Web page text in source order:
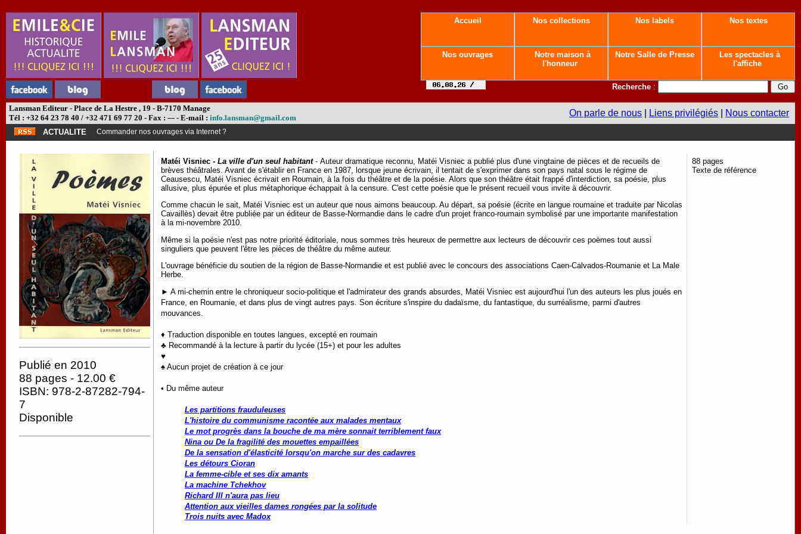
Accueil Nos collections Nos labels Nos textes
Nos ouvrages
Notre maison à
l'honneur
Notre Salle de Presse
Les spectacles à
l'affiche
Recherche :
Lansman Editeur - Place de La Hestre , 19 - B-7170 Manage
Tél : +32 64 23 78 40 / +32 471 69 77 20 - Fax : --- - E-mail : info.lansman@gmail.com On parle de nous Liens privilégiés Nous contacter
ACTUALITE Commander nos ouvrages via Internet ?
Publié en 2010
88 pages - 12.00 €
ISBN: 978-2-87282-794-
7
Disponible
Matéi Visniec - La ville d'un seul habitant- Auteur dramatique reconnu, Matéi Visniec a publié plus d'une vingtaine de pièces et de recueils de
brèves théâtrales. Avant de s'établir en France en 1987, lorsque jeune écrivain, il tentait de s'exprimer dans son pays natal sous le régime de
Ceausescu, Matéi Visniec écrivait en Roumain, à la fois du théâtre et de la poésie. Alors que son théâtre était frappé d'interdiction, sa poésie, plus
allusive, plus épurée et plus métaphorique échappait à la censure. C'est cette poésie que le présent recueil vous invite à découvrir.
Comme chacun le sait, Matéi Visniec est un auteur que nous aimons beaucoup. Au départ, sa poésie (écrite en langue roumaine et traduite par Nicolas
Cavaillès) devait être publiée par un éditeur de Basse-Normandie dans le cadre d'un projet franco-roumain symbolisé par une importante manifestation
à la mi-novembre 2010.
Même si la poésie n'est pas notre priorité éditoriale, nous sommes très heureux de permettre aux lecteurs de découvrir ces poèmes tout aussi
singuliers que peuvent l'être les pièces de théâtre du même auteur.
L'ouvrage bénéficie du soutien de la région de Basse-Normandie et est publié avec le concours des associations Caen-Calvados-Roumanie et La Male
Herbe.
► A mi-chemin entre le chroniqueur socio-politique et l'admirateur des grands absurdes, Matéi Visniec est aujourd'hui l'un des auteurs les plus joués en
France, en Roumanie, et dans plus de vingt autres pays. Son écriture s'inspire du dadaïsme, du fantastique, du surréalisme, parmi d'autres
mouvances.
♦ Traduction disponible en toutes langues, excepté en roumain
♣ Recommandé à la lecture à partir du lycée (15+) et pour les adultes
♥
♠ Aucun projet de création à ce jour
• Du même auteur
Les partitions frauduleuses
L'histoire du communisme racontée aux malades mentaux
Le mot progrès dans la bouche de ma mère sonnait terriblement faux
Nina ou De la fragilité des mouettes empaillées
De la sensation d'élasticité lorsqu'on marche sur des cadavres
Les détours Cioran
La femme-cible et ses dix amants
La machine Tchekhov
Richard III n'aura pas lieu
Attention aux vieilles dames rongées par la solitude
Trois nuits avec Madox
88 pages
Texte de référence